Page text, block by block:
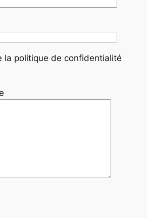
la politique de confidentialité